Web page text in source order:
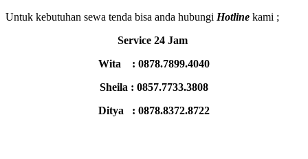
Untuk kebutuhan sewa tenda bisa anda hubungi Hotline kami ;
Service 24 Jam
Wita : 0878.7899.4040
Sheila : 0857.7733.3808
Ditya : 0878.8372.8722